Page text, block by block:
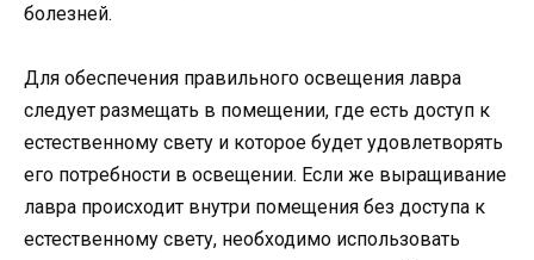
болезней.
Для обеспечения правильного освещения лавра
следует размещать в помещении, где есть доступ к
естественному свету и которое будет удовлетворять
его потребности в освещении. Если же выращивание
лавра происходит внутри помещения без доступа к
естественному свету, необходимо использовать